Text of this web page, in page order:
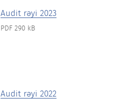
Audit rəyi 2023
PDF 290 kB
Audit rəyi 2022